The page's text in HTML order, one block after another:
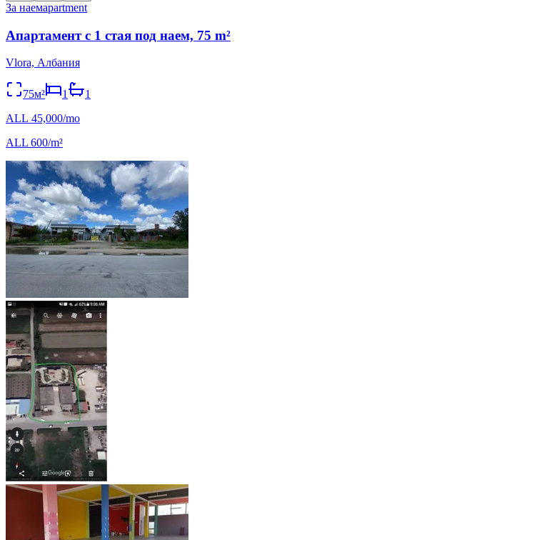
За наемapartment
Апартамент с 1 стая под наем, 75 m²
Vlora, Албания
75м² 1
1
ALL 45,000/mo
ALL 600/m²